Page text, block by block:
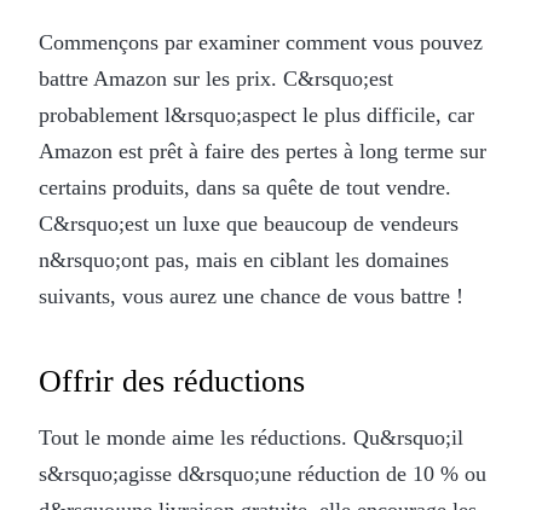
Commençons par examiner comment vous pouvez
battre Amazon sur les prix. C&rsquo;est
probablement l&rsquo;aspect le plus difficile, car
Amazon est prêt à faire des pertes à long terme sur
certains produits, dans sa quête de tout vendre.
C&rsquo;est un luxe que beaucoup de vendeurs
n&rsquo;ont pas, mais en ciblant les domaines
suivants, vous aurez une chance de vous battre !
Offrir des réductions
Tout le monde aime les réductions. Qu&rsquo;il
s&rsquo;agisse d&rsquo;une réduction de 10 % ou